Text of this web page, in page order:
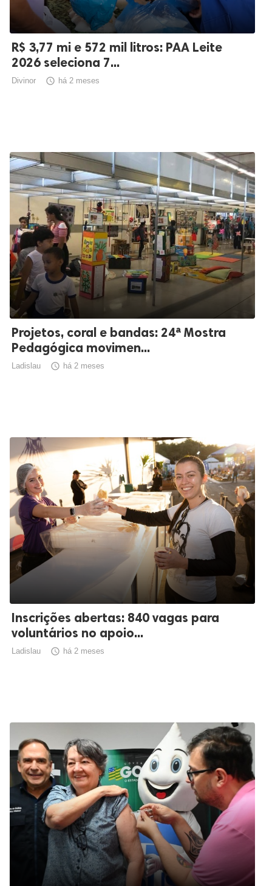
R$ 3,77 mi e 572 mil litros: PAA Leite
2026 seleciona 7...
Divinor  há 2 meses
Projetos, coral e bandas: 24ª Mostra
Pedagógica movimen...
Ladislau  há 2 meses
Inscrições abertas: 840 vagas para
voluntários no apoio...
Ladislau  há 2 meses